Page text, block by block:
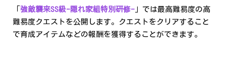
強敵襲来SS級-隠れ家組特別研修- 」では最高難易度の高
難易度クエストを公開します。クエストをクリアすること
で育成アイテムなどの報酬を獲得することができます。